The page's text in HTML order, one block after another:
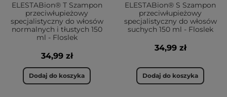
ELESTABion® T Szampon
przeciwłupieżowy
specjalistyczny do włosów
normalnych i tłustych 150
ml - Floslek
34,99 zł
Dodaj do koszyka
ELESTABion® S Szampon
przeciwłupieżowy
specjalistyczny do włosów
suchych 150 ml - Floslek
34,99 zł
Dodaj do koszyka